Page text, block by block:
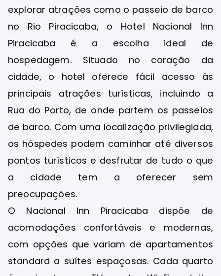
explorar atrações como o passeio de barco
no Rio Piracicaba, o Hotel Nacional Inn
Piracicaba é a escolha ideal de
hospedagem. Situado no coração da
cidade, o hotel oferece fácil acesso às
principais atrações turísticas, incluindo a
Rua do Porto, de onde partem os passeios
de barco. Com uma localização privilegiada,
os hóspedes podem caminhar até diversos
pontos turísticos e desfrutar de tudo o que
a cidade tem a oferecer sem
preocupações.
O Nacional Inn Piracicaba dispõe de
acomodações confortáveis e modernas,
com opções que variam de apartamentos
standard a suítes espaçosas. Cada quarto